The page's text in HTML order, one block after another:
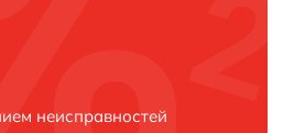
неисправностей